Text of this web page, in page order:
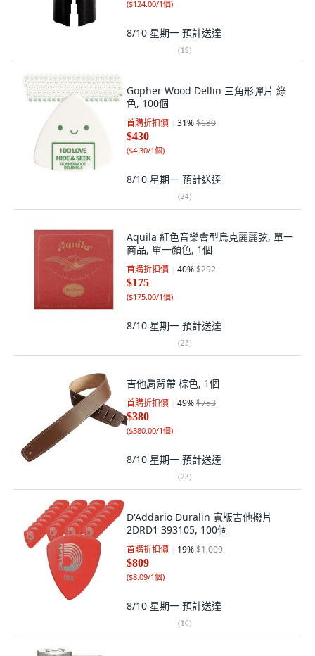
($124.00/1個)
8/10 星期一 預計送達
(19)
Gopher Wood Dellin 三角形彈片 綠
色, 100個
首購折扣價 31%$630
$430
($4.30/1個)
8/10 星期一 預計送達
(24)
Aquila 紅色音樂會型烏克麗麗弦, 單一
商品, 單一顏色, 1個
首購折扣價 40%$292
$175
($175.00/1個)
8/10 星期一 預計送達
(23)
吉他肩背帶 棕色, 1個
首購折扣價 49%$753
$380
($380.00/1個)
8/10 星期一 預計送達
(23)
D'Addario Duralin 寬版吉他撥片
2DRD1 393105, 100個
首購折扣價 19%$1,009
$809
($8.09/1個)
8/10 星期一 預計送達
(10)